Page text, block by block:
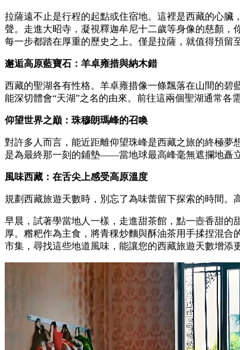
拉薩遠不止是行程的起點或住宿地。這裡是西藏的心
聲。走進大昭寺，凝視釋迦牟尼十二歲等身像的慈顏，
每一步都踏在厚重的歷史之上。僅是拉薩，就值得預留
邂逅高原藍寶石：羊卓雍措與納木錯
西藏的聖湖各有性格。羊卓雍措像一條飄落在山間的
能深切體會“天湖”之名的由來。前往這兩個聖湖通常各
仰望世界之巔：珠穆朗瑪峰的召喚
對許多人而言，能近距離仰望珠峰是西藏之旅的終極
是為最終那一刻的鋪墊——當地球最高峰毫無遮攔地矗
風味西藏：在舌尖上感受高原溫度
規劃西藏旅遊天數時，別忘了為味蕾留下探索的時間。
早晨，試著學當地人一樣，走進甜茶館，點一壺香甜
厚。糌粑作為主食，將青稞炒麵與酥油茶用手揉捏混
市集，尋找這些地道風味，能讓您的西藏旅遊天數增添